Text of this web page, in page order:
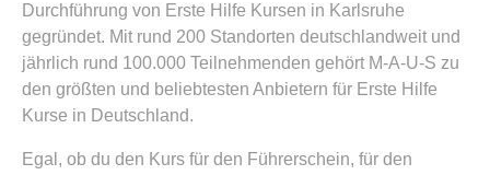
Durchführung von Erste Hilfe Kursen in Karlsruhe
gegründet. Mit rund 200 Standorten deutschlandweit und
jährlich rund 100.000 Teilnehmenden gehört M-A-U-S zu
den größten und beliebtesten Anbietern für Erste Hilfe
Kurse in Deutschland.
Egal, ob du den Kurs für den Führerschein, für den